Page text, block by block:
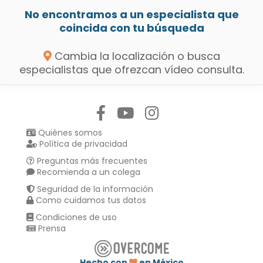
No encontramos a un especialista que
coincida con tu búsqueda
Cambia la localización o busca
especialistas que ofrezcan vídeo consulta.
Quiénes somos
Política de privacidad
Preguntas más frecuentes
Recomienda a un colega
Seguridad de la información
Como cuidamos tus datos
Condiciones de uso
Prensa